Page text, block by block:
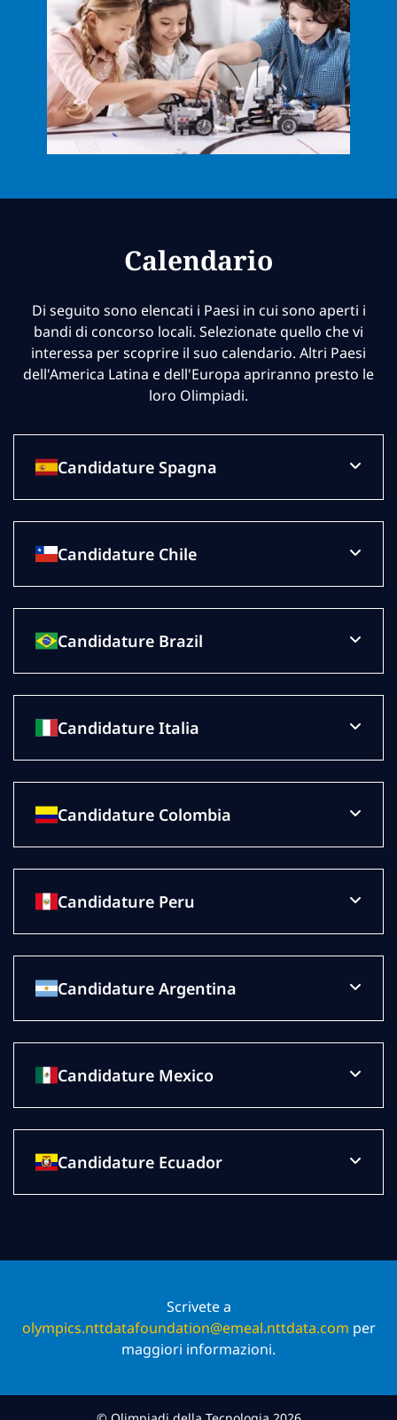
Calendario
Di seguito sono elencati i Paesi in cui sono aperti i
bandi di concorso locali. Selezionate quello che vi
interessa per scoprire il suo calendario. Altri Paesi
dell'America Latina e dell'Europa apriranno presto le
loro Olimpiadi.
Candidature Spagna
Candidature Chile
Candidature Brazil
Candidature Italia
Candidature Colombia
Candidature Peru
Candidature Argentina
Candidature Mexico
Candidature Ecuador
Scrivete a
olympics.nttdatafoundation@emeal.nttdata.com per
maggiori informazioni.